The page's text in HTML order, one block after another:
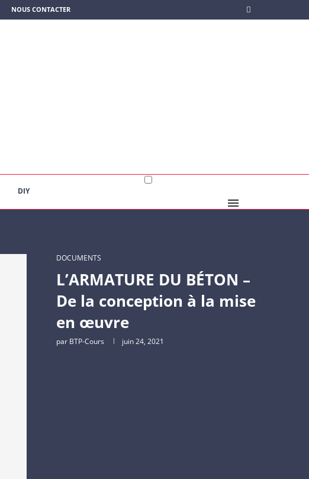
NOUS CONTACTER
DIY
DOCUMENTS
L’ARMATURE DU BÉTON –
De la conception à la mise
en œuvre
par BTP-Cours juin 24, 2021